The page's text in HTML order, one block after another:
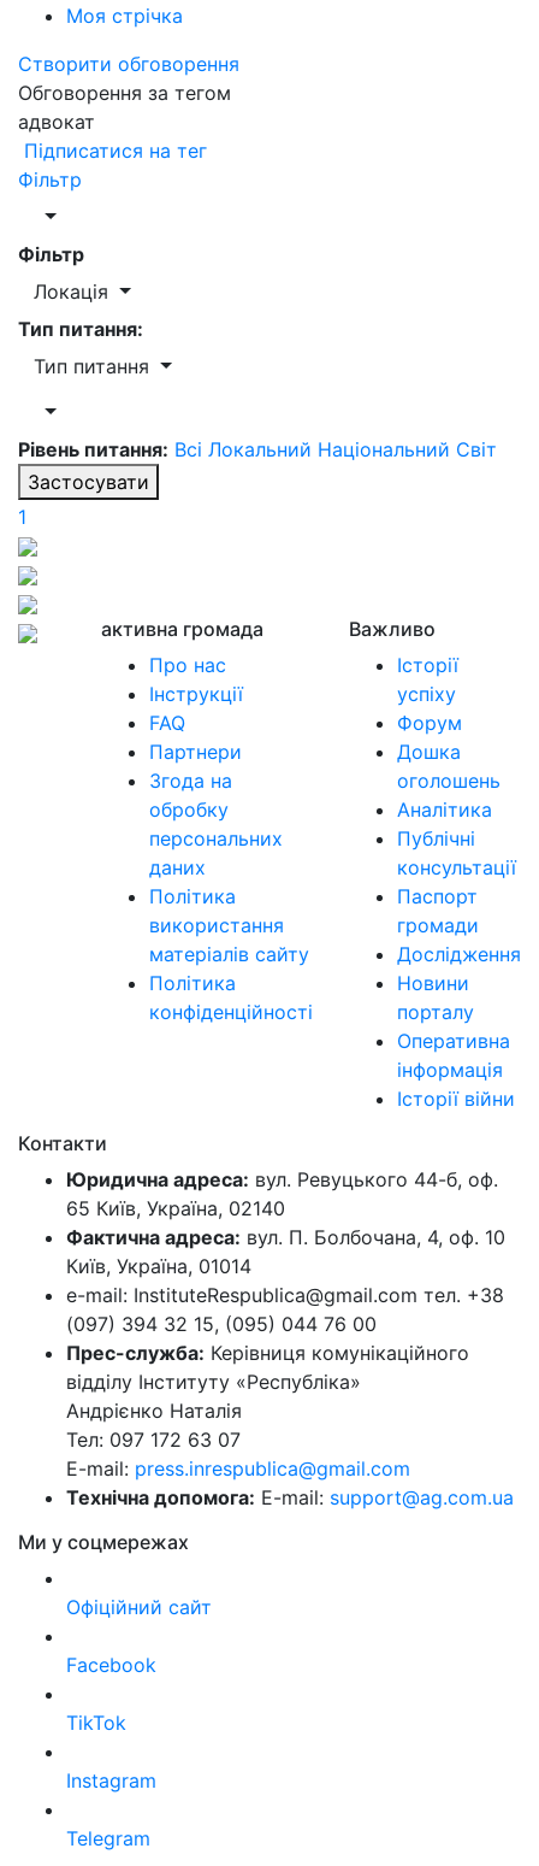
Моя стрічка
Створити обговорення
Обговорення за тегом
адвокат
Підписатися на тег
Фільтр
Фільтр
Локація
Тип питання:
Тип питання
Рівень питання: Всі Локальний Національний Світ
Застосувати
1
активна громада
Про нас
Інструкції
FAQ
Партнери
Згода на
обробку
персональних
даних
Політика
використання
матеріалів сайту
Політика
конфіденційності
Важливо
Історії
успіху
Форум
Дошка
оголошень
Аналітика
Публічні
консультації
Паспорт
громади
Дослідження
Новини
порталу
Оперативна
інформація
Історії війни
Контакти
Юридична адреса: вул. Ревуцького 44-б, оф.
65 Київ, Україна, 02140
Фактична адреса: вул. П. Болбочана, 4, оф. 10
Київ, Україна, 01014
e-mail: InstituteRespublica@gmail.com тел. +38
(097) 394 32 15, (095) 044 76 00
Прес-служба: Керівниця комунікаційного
відділу Інституту «Республіка»
Андрієнко Наталія
Тел: 097 172 63 07
E-mail: press.inrespublica@gmail.com
Технічна допомога: E-mail: support@ag.com.ua
Ми у соцмережах
Офіційний сайт
Facebook
TikTok
Instagram
Telegram